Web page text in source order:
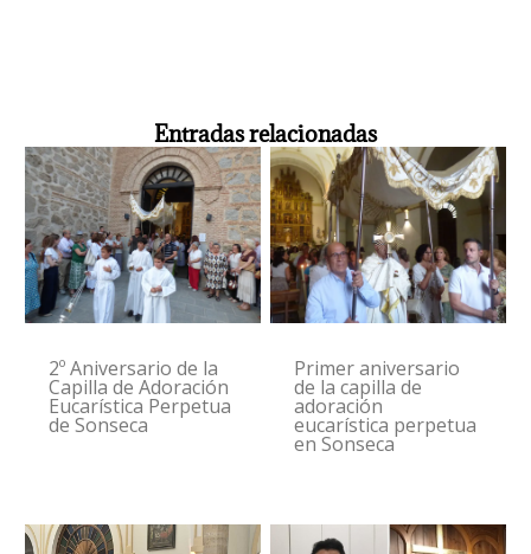
Entradas relacionadas
2º Aniversario de la
Capilla de Adoración
Eucarística Perpetua
de Sonseca
Primer aniversario
de la capilla de
adoración
eucarística perpetua
en Sonseca